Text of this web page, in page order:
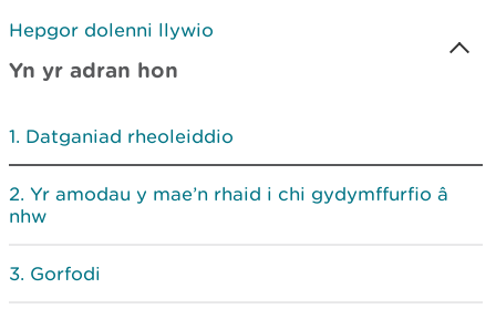
Hepgor dolenni llywio
Yn yr adran hon
Datganiad rheoleiddio
Yr amodau y mae’n rhaid i chi gydymffurfio â
nhw
Gorfodi